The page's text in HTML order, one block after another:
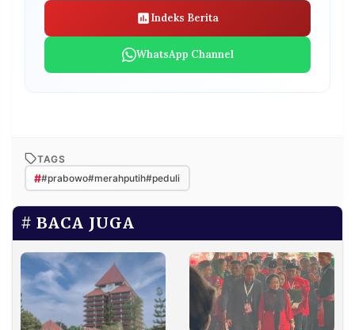
Indeks Berita
WhatsApp Channel
TAGS
##prabowo#merahputih#peduli
BACA JUGA